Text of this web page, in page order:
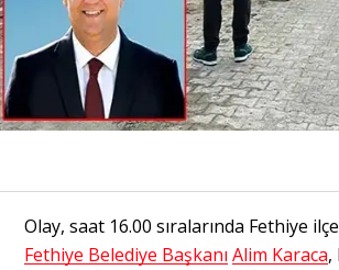
Olay, saat 16.00 sıralarında Fethiye
Fethiye Belediye Başkanı Alim Karaca,